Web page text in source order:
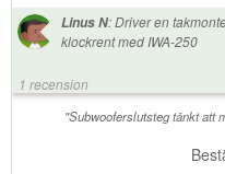
Linus N:Driver en
klockrent med IWA-250
1 recension
"Subwooferslutsteg tänkt att